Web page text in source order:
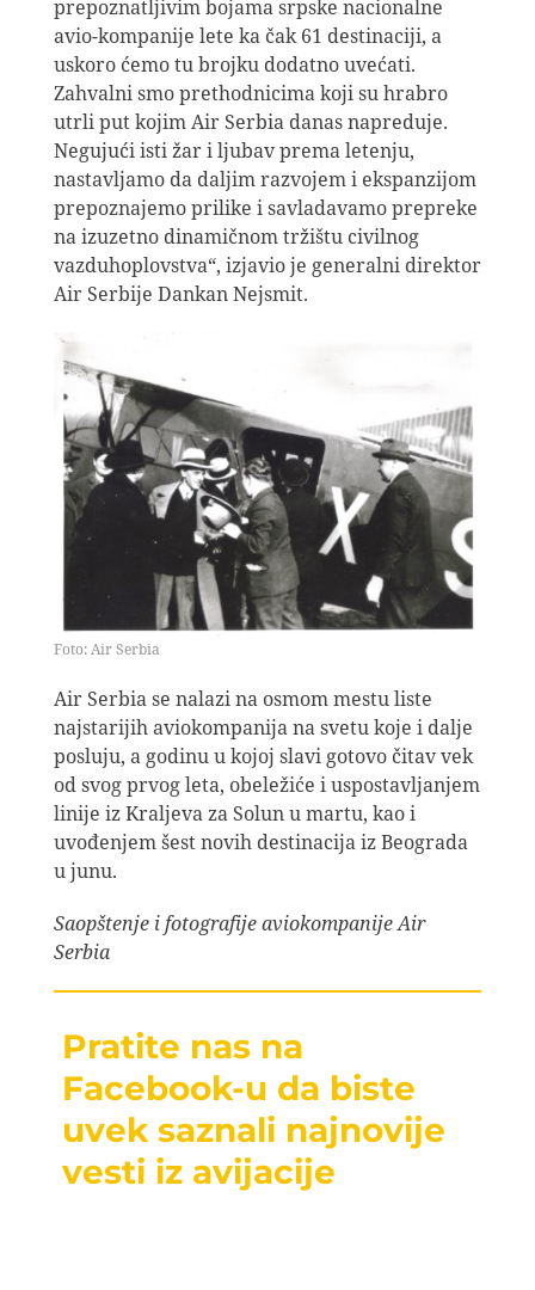
prepoznatljivim bojama srpske nacionalne
avio-kompanije lete ka čak 61 destinaciji, a
uskoro ćemo tu brojku dodatno uvećati.
Zahvalni smo prethodnicima koji su hrabro
utrli put kojim Air Serbia danas napreduje.
Negujući isti žar i ljubav prema letenju,
nastavljamo da daljim razvojem i ekspanzijom
prepoznajemo prilike i savladavamo prepreke
na izuzetno dinamičnom tržištu civilnog
vazduhoplovstva“, izjavio je generalni direktor
Air Serbije Dankan Nejsmit.
Foto: Air Serbia
Air Serbia se nalazi na osmom mestu liste
najstarijih aviokompanija na svetu koje i dalje
posluju, a godinu u kojoj slavi gotovo čitav vek
od svog prvog leta, obeležiće i uspostavljanjem
linije iz Kraljeva za Solun u martu, kao i
uvođenjem šest novih destinacija iz Beograda
u junu.
Saopštenje i fotografije aviokompanije Air
Serbia
Pratite nas na
Facebook-u da biste
uvek saznali najnovije
vesti iz avijacije